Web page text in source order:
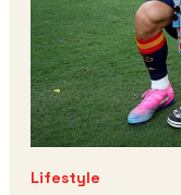
Lifestyle